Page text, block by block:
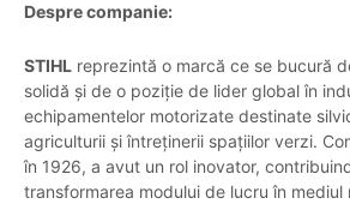
Despre companie:
STIHL reprezintă o marcă ce se bucură
solidă și de o poziție de lider global în
echipamentelor motorizate destinate
agriculturii și întreținerii spațiilor verzi.
în 1926, a avut un rol inovator,
transformarea modului de lucru în mediul